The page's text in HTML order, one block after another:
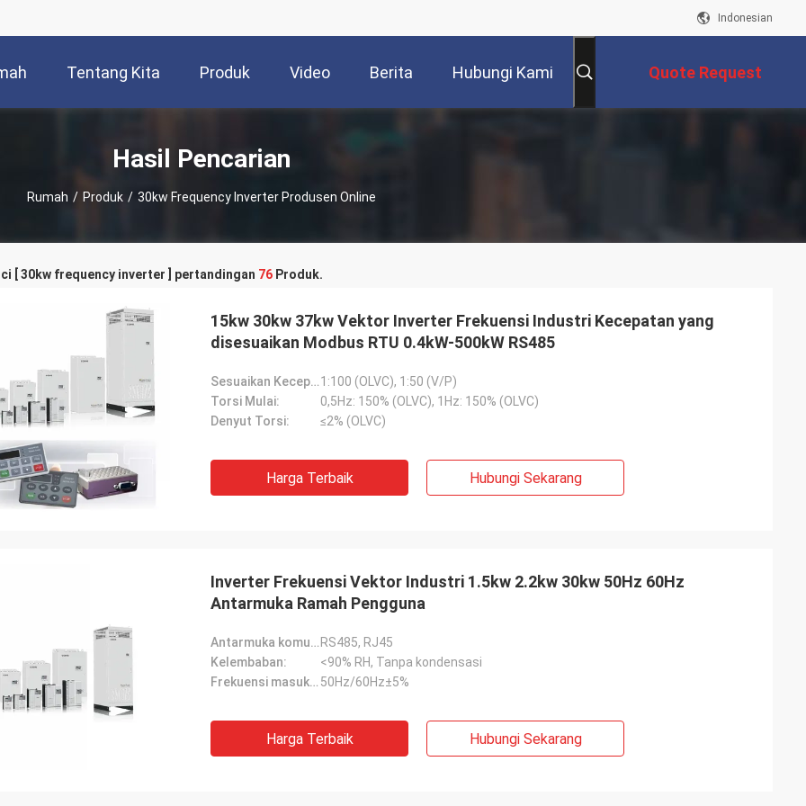
Indonesian
Tentang Kita Produk Video Berita Hubungi Kami Quote Request
Hasil Pencarian
Rumah / Produk / 30kw Frequency Inverter Produsen Online
[ 30kw frequency inverter ] pertandingan 76 Produk.
15kw 30kw 37kw Vektor Inverter Frekuensi Industri Kecepatan yang
disesuaikan Modbus RTU 0.4kW-500kW RS485
Sesuaikan Kecepatan:1:100 (OLVC), 1:50 (V/P)
Torsi Mulai:
0,5Hz: 150% (OLVC), 1Hz: 150% (OLVC)
Denyut Torsi:
≤2% (OLVC)
Harga Terbaik Hubungi Sekarang
Inverter Frekuensi Vektor Industri 1.5kw 2.2kw 30kw 50Hz 60Hz
Antarmuka Ramah Pengguna
Antarmuka komunikasi: RS485, RJ45
Kelembaban:
<90% RH, Tanpa kondensasi
Frekuensi masukan: 50Hz/60Hz±5%
Harga Terbaik Hubungi Sekarang